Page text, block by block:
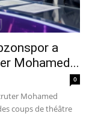
a
Mohamed...
0
Mohamed
coups de théâtre